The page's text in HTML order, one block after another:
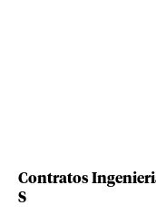
Contratos
S